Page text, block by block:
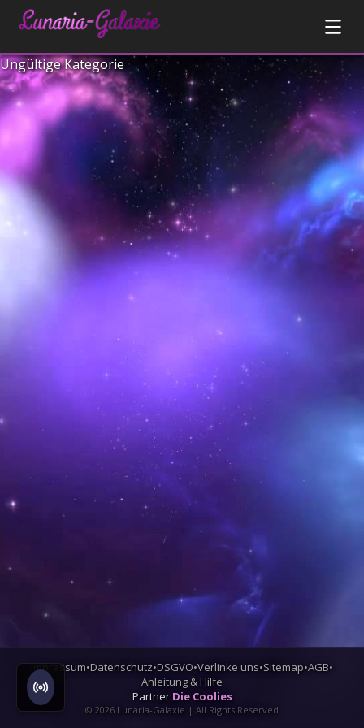
Ungültige Kategorie
Impressum•Datenschutz•DSGVO•Verlinke uns•Sitemap•AGB•
Anleitung & Hilfe
Partner:Die Coolies
© 2026 Lunaria-Galaxie | All Rights Reserved